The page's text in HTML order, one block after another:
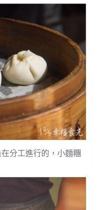
分工進行的，小麵糰